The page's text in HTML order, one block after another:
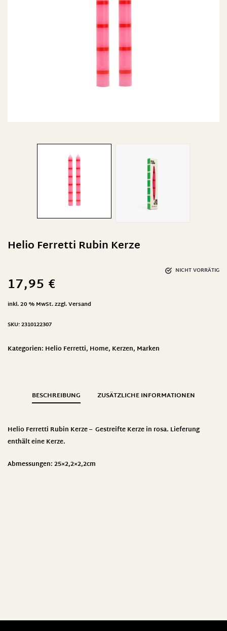
Helio Ferretti Rubin Kerze
NICHT VORRÄTIG
17,95 €
inkl. 20 % MwSt.zzgl.Versand
SKU:2310122307
Kategorien: Helio Ferretti, Home, Kerzen, Marken
BESCHREIBUNG ZUSÄTZLICHE INFORMATIONEN
Helio Ferretti Rubin Kerze – Gestreifte Kerze in rosa. Lieferung
enthält eine Kerze.
Abmessungen: 25×2,2×2,2cm